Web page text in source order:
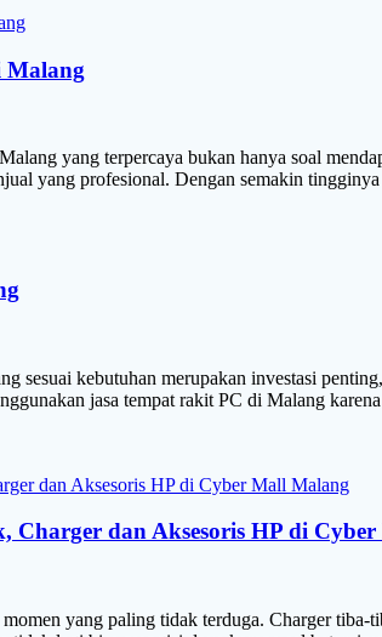
Malang
yang terpercaya bukan hanya soal
yang profesional. Dengan semakin
sesuai kebutuhan merupakan investasi
jasa tempat rakit PC di Malang
Charger dan Aksesoris HP di
yang paling tidak terduga. Charger